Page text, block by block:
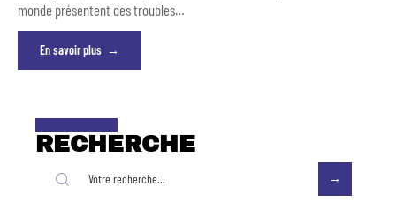
monde présentent des troubles…
En savoir plus
RECHERCHE